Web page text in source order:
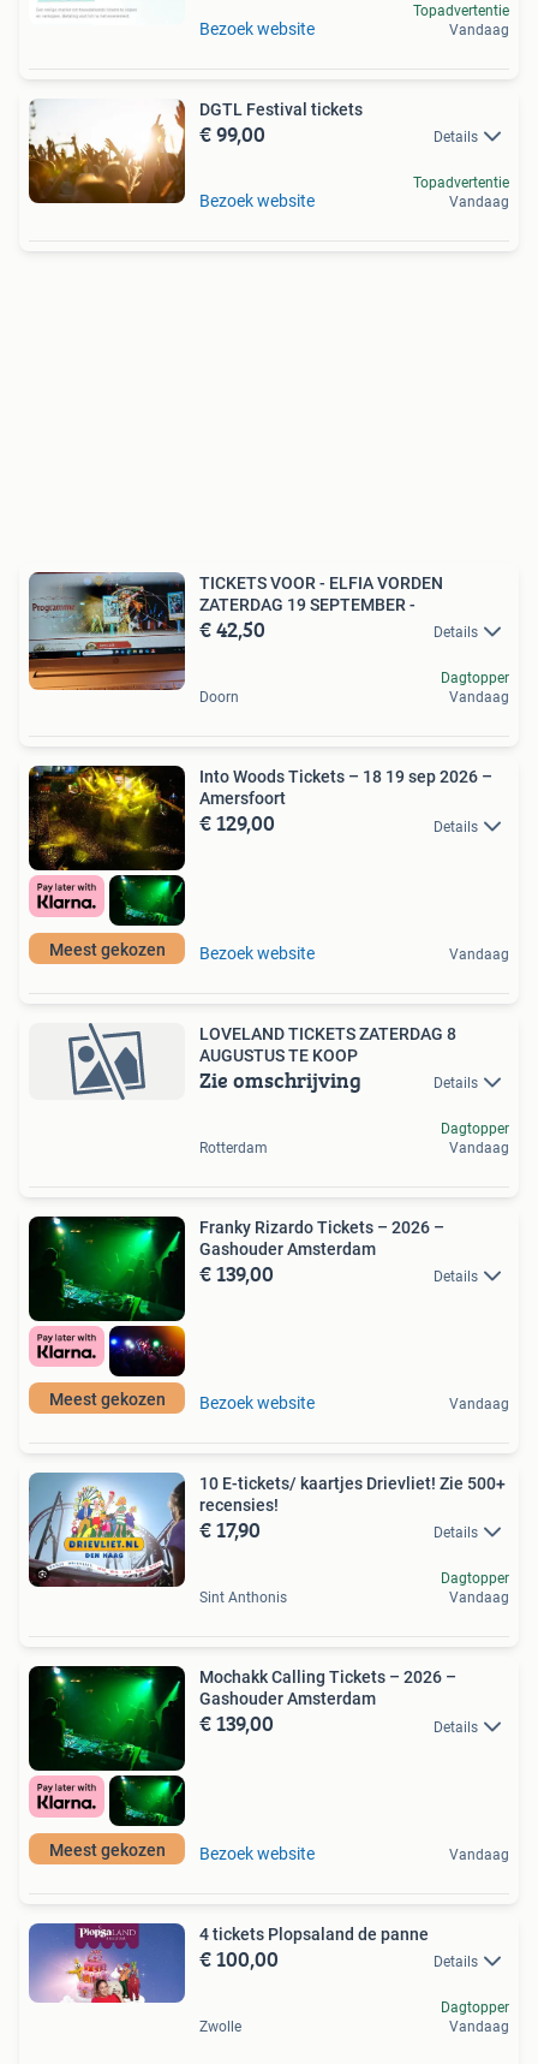
Bezoek website
Topadvertentie
Vandaag
DGTL Festival tickets
€ 99,00 Details
Bezoek website
Topadvertentie
Vandaag
TICKETS VOOR - ELFIA VORDEN
ZATERDAG 19 SEPTEMBER -
€ 42,50 Details
Doorn
Dagtopper
Vandaag
Meest gekozen
Into Woods Tickets – 18 19 sep 2026 –
Amersfoort
€ 129,00 Details
Bezoek website Vandaag
LOVELAND TICKETS ZATERDAG 8
AUGUSTUS TE KOOP
Zie omschrijving Details
Rotterdam
Dagtopper
Vandaag
Meest gekozen
Franky Rizardo Tickets – 2026 –
Gashouder Amsterdam
€ 139,00 Details
Bezoek website Vandaag
10 E-tickets/ kaartjes Drievliet! Zie 500+
recensies!
€ 17,90 Details
Sint Anthonis
Dagtopper
Vandaag
Meest gekozen
Mochakk Calling Tickets – 2026 –
Gashouder Amsterdam
€ 139,00 Details
Bezoek website Vandaag
4 tickets Plopsaland de panne
€ 100,00 Details
Zwolle
Dagtopper
Vandaag